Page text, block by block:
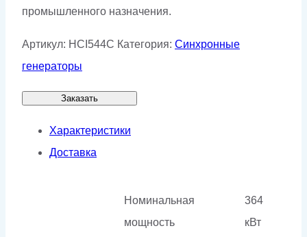
промышленного назначения.
Артикул: HCI544C Категория: Синхронные
генераторы
Заказать
Характеристики
Доставка
Номинальная
мощность
364
кВт